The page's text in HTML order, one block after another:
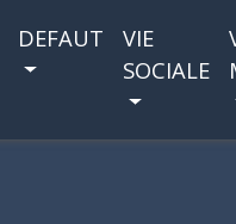
DEFAUT
VIE
SOCIALE